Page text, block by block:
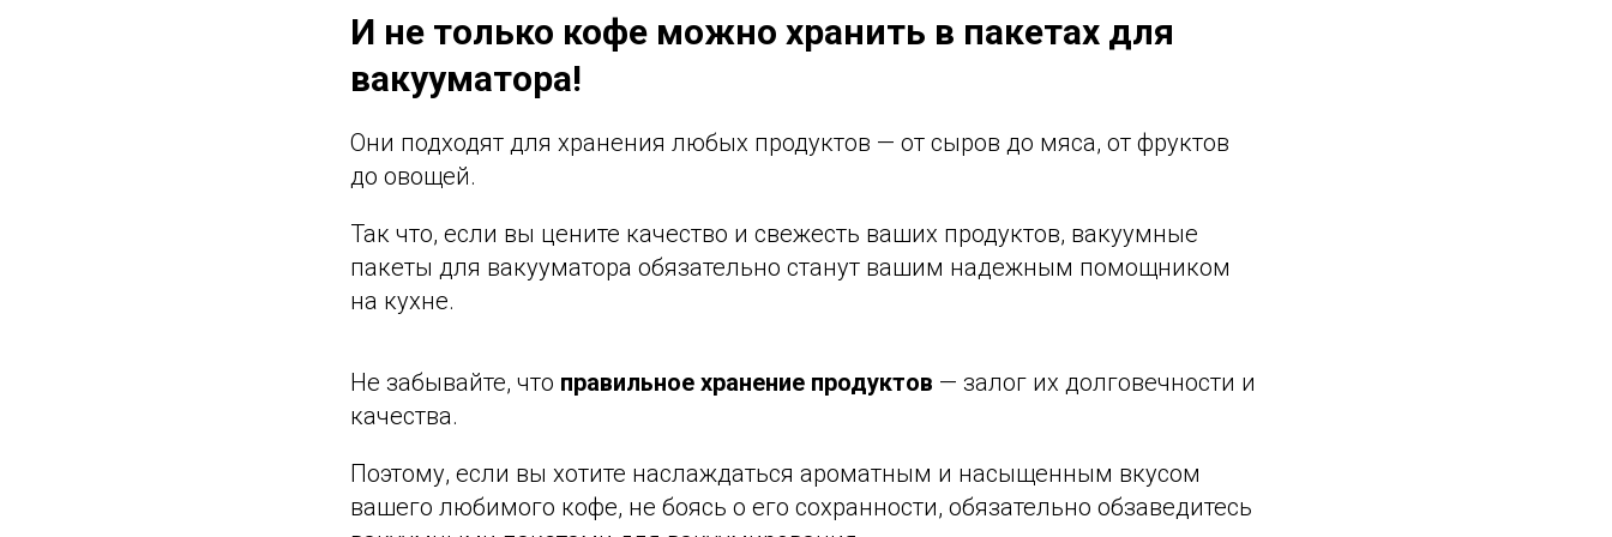
И не только кофе можно хранить в пакетах для
вакууматора!
Они подходят для хранения любых продуктов — от сыров до мяса, от фруктов
до овощей.
Так что, если вы цените качество и свежесть ваших продуктов, вакуумные
пакеты для вакууматора обязательно станут вашим надежным помощником
на кухне.
Не забывайте, что правильное хранение продуктов — залог их долговечности и
качества.
Поэтому, если вы хотите наслаждаться ароматным и насыщенным вкусом
вашего любимого кофе, не боясь о его сохранности, обязательно обзаведитесь